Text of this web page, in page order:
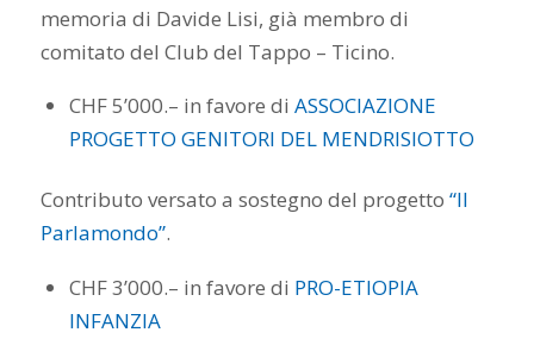
memoria di Davide Lisi, già membro di
comitato del Club del Tappo – Ticino.
CHF 5’000.– in favore di ASSOCIAZIONE
PROGETTO GENITORI DEL MENDRISIOTTO
Contributo versato a sostegno del progetto “Il
Parlamondo”.
CHF 3’000.– in favore di PRO-ETIOPIA
INFANZIA